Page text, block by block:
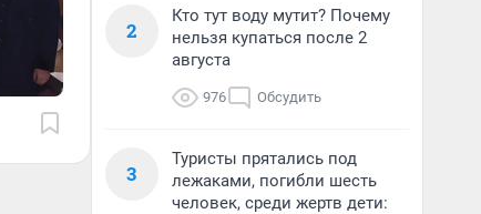
2
Кто тут воду мутит? Почему
нельзя купаться после 2
августа
976 Обсудить
3
Туристы прятались под
лежаками, погибли шесть
человек, среди жертв дети: